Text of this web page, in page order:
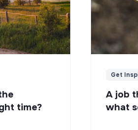
time?
Get
A job
what